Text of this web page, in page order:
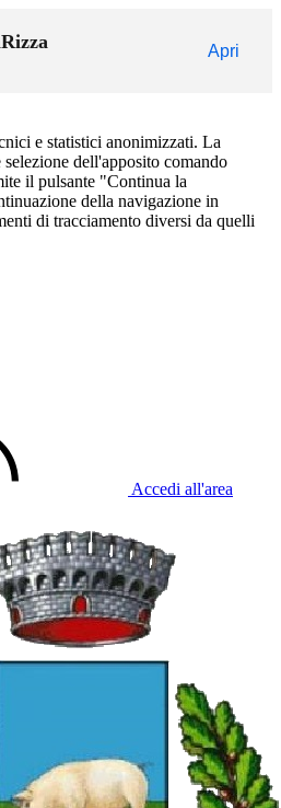
Apri
e statistici anonimizzati. La
dell'apposito comando
il pulsante "Continua la
della navigazione in
di tracciamento diversi da quelli
Accedi all'area